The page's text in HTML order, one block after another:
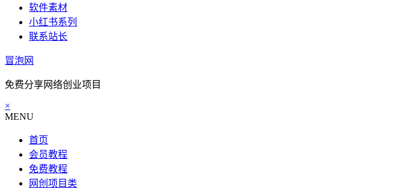
软件素材
小红书系列
联系站长
冒泡网
免费分享网络创业项目
×
MENU
首页
会员教程
免费教程
网创项目类